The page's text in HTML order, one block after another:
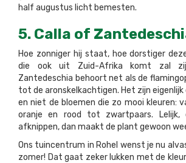
half augustus licht bemesten.
5. Calla of
Hoe zonniger hij staat, hoe dorstiger
die ook uit Zuid-Afrika komt zal
Zantedeschia behoort net als de
tot de aronskelkachtigen. Het zijn
en niet de bloemen die zo mooi kleuren:
oranje en rood tot zwartpaars. Lelijk,
afknippen, dan maakt de plant gewoon
Ons tuincentrum in Rohel wenst je nu
zomer! Dat gaat zeker lukken met de